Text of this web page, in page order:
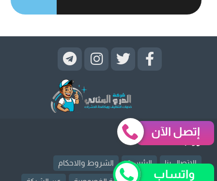
روابط قد تهمك
الإتصال بنا الرئيسية الشروط والاحكام
إتصل الآن
واتساب